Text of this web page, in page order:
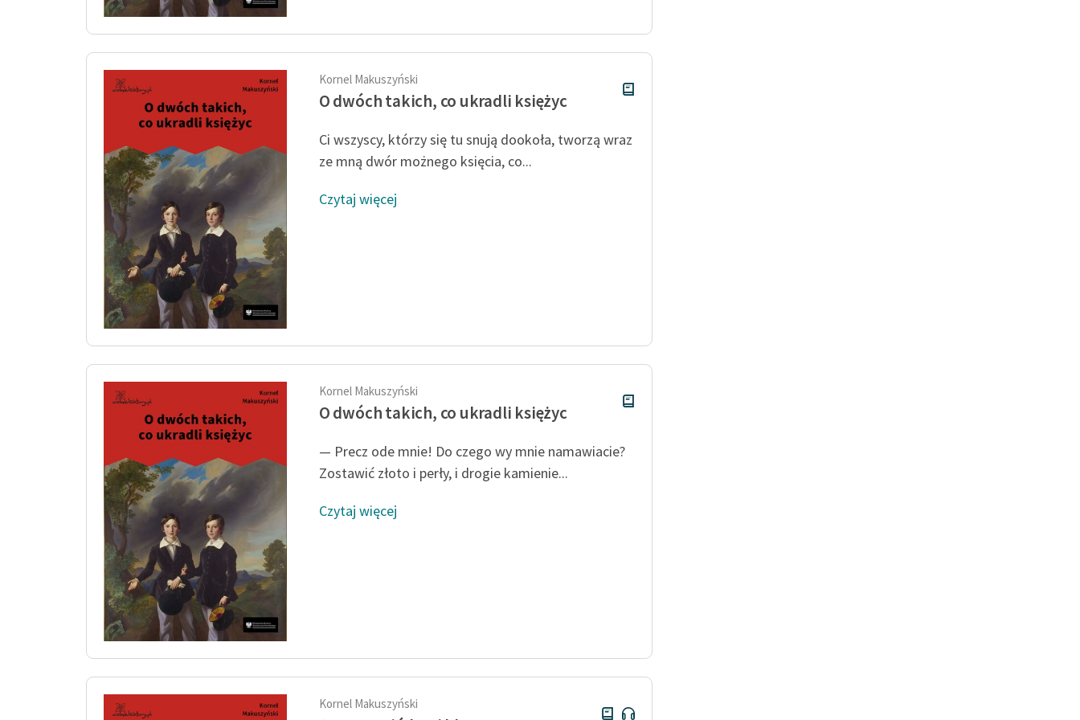
Kornel Makuszyński
O dwóch takich, co ukradli księżyc
Ci wszyscy, którzy się tu snują dookoła, tworzą wraz
ze mną dwór możnego księcia, co...
Czytaj więcej
Kornel Makuszyński
O dwóch takich, co ukradli księżyc
— Precz ode mnie! Do czego wy mnie namawiacie?
Zostawić złoto i perły, i drogie kamienie...
Czytaj więcej
Kornel Makuszyński